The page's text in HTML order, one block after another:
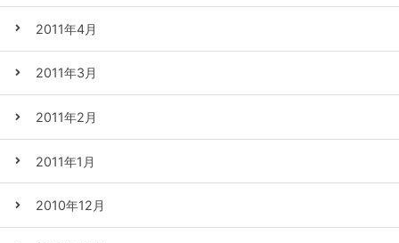
2011年4月
2011年3月
2011年2月
2011年1月
2010年12月